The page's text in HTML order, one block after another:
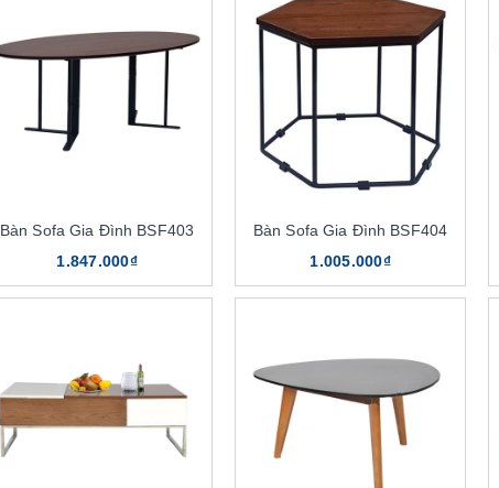
Bàn Sofa Gia Đình BSF403
1.847.000₫
Bàn Sofa Gia Đình BSF404
1.005.000₫